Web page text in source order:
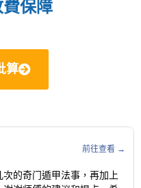
保障
算